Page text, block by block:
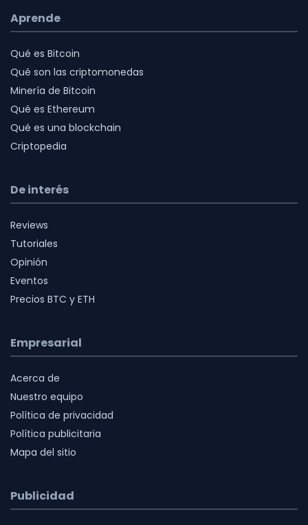
Aprende
Qué es Bitcoin
Qué son las criptomonedas
Minería de Bitcoin
Qué es Ethereum
Qué es una blockchain
Criptopedia
De interés
Reviews
Tutoriales
Opinión
Eventos
Precios BTC y ETH
Empresarial
Acerca de
Nuestro equipo
Política de privacidad
Política publicitaria
Mapa del sitio
Publicidad